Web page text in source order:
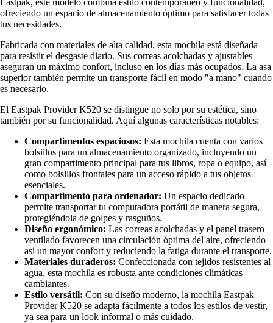
Eastpak, este modelo combina estilo contemporáneo y funcionalidad,
ofreciendo un espacio de almacenamiento óptimo para satisfacer todas
tus necesidades.
Fabricada con materiales de alta calidad, esta mochila está diseñada
para resistir el desgaste diario. Sus correas acolchadas y ajustables
aseguran un máximo confort, incluso en los días más ocupados. La asa
superior también permite un transporte fácil en modo "a mano" cuando
es necesario.
El Eastpak Provider K520 se distingue no solo por su estética, sino
también por su funcionalidad. Aquí algunas características notables:
Compartimentos espaciosos: Esta mochila cuenta con varios
bolsillos para un almacenamiento organizado, incluyendo un
gran compartimento principal para tus libros, ropa o equipo, así
como bolsillos frontales para un acceso rápido a tus objetos
esenciales.
Compartimento para ordenador: Un espacio dedicado
permite transportar tu computadora portátil de manera segura,
protegiéndola de golpes y rasguños.
Diseño ergonómico: Las correas acolchadas y el panel trasero
ventilado favorecen una circulación óptima del aire, ofreciendo
así un mayor confort y reduciendo la fatiga durante el transporte.
Materiales duraderos: Confeccionada con tejidos resistentes al
agua, esta mochila es robusta ante condiciones climáticas
cambiantes.
Estilo versátil: Con su diseño moderno, la mochila Eastpak
Provider K520 se adapta fácilmente a todos los estilos de vestir,
ya sea para un look informal o más cuidado.